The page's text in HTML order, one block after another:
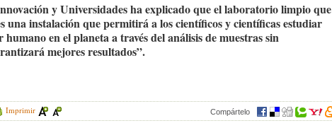
y Universidades ha explicado que el laboratorio limpio que
una instalación que permitirá a los científicos y científicas estudiar
humano en el planeta a través del análisis de muestras sin
mejores resultados”.
Imprimir Compártelo